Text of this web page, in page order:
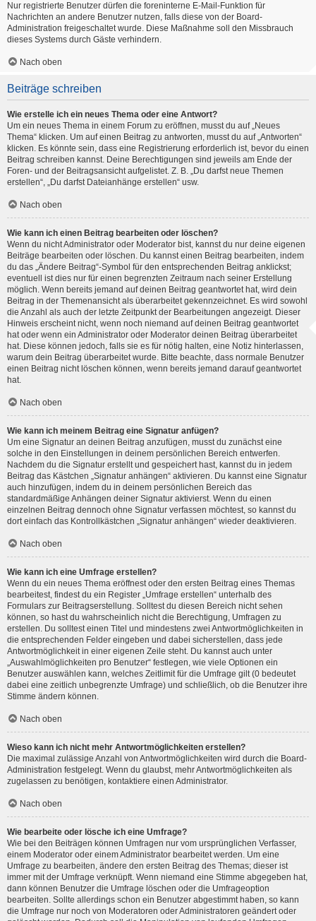
Nur registrierte Benutzer dürfen die foreninterne E-Mail-Funktion für
Nachrichten an andere Benutzer nutzen, falls diese von der Board-
Administration freigeschaltet wurde. Diese Maßnahme soll den Missbrauch
dieses Systems durch Gäste verhindern.
Nach oben
Beiträge schreiben
Wie erstelle ich ein neues Thema oder eine Antwort?
Um ein neues Thema in einem Forum zu eröffnen, musst du auf „Neues
Thema“ klicken. Um auf einen Beitrag zu antworten, musst du auf „Antworten“
klicken. Es könnte sein, dass eine Registrierung erforderlich ist, bevor du einen
Beitrag schreiben kannst. Deine Berechtigungen sind jeweils am Ende der
Foren- und der Beitragsansicht aufgelistet. Z. B. „Du darfst neue Themen
erstellen“, „Du darfst Dateianhänge erstellen“ usw.
Nach oben
Wie kann ich einen Beitrag bearbeiten oder löschen?
Wenn du nicht Administrator oder Moderator bist, kannst du nur deine eigenen
Beiträge bearbeiten oder löschen. Du kannst einen Beitrag bearbeiten, indem
du das „Ändere Beitrag“-Symbol für den entsprechenden Beitrag anklickst;
eventuell ist dies nur für einen begrenzten Zeitraum nach seiner Erstellung
möglich. Wenn bereits jemand auf deinen Beitrag geantwortet hat, wird dein
Beitrag in der Themenansicht als überarbeitet gekennzeichnet. Es wird sowohl
die Anzahl als auch der letzte Zeitpunkt der Bearbeitungen angezeigt. Dieser
Hinweis erscheint nicht, wenn noch niemand auf deinen Beitrag geantwortet
hat oder wenn ein Administrator oder Moderator deinen Beitrag überarbeitet
hat. Diese können jedoch, falls sie es für nötig halten, eine Notiz hinterlassen,
warum dein Beitrag überarbeitet wurde. Bitte beachte, dass normale Benutzer
einen Beitrag nicht löschen können, wenn bereits jemand darauf geantwortet
hat.
Nach oben
Wie kann ich meinem Beitrag eine Signatur anfügen?
Um eine Signatur an deinen Beitrag anzufügen, musst du zunächst eine
solche in den Einstellungen in deinem persönlichen Bereich entwerfen.
Nachdem du die Signatur erstellt und gespeichert hast, kannst du in jedem
Beitrag das Kästchen „Signatur anhängen“ aktivieren. Du kannst eine Signatur
auch hinzufügen, indem du in deinem persönlichen Bereich das
standardmäßige Anhängen deiner Signatur aktivierst. Wenn du einen
einzelnen Beitrag dennoch ohne Signatur verfassen möchtest, so kannst du
dort einfach das Kontrollkästchen „Signatur anhängen“ wieder deaktivieren.
Nach oben
Wie kann ich eine Umfrage erstellen?
Wenn du ein neues Thema eröffnest oder den ersten Beitrag eines Themas
bearbeitest, findest du ein Register „Umfrage erstellen“ unterhalb des
Formulars zur Beitragserstellung. Solltest du diesen Bereich nicht sehen
können, so hast du wahrscheinlich nicht die Berechtigung, Umfragen zu
erstellen. Du solltest einen Titel und mindestens zwei Antwortmöglichkeiten in
die entsprechenden Felder eingeben und dabei sicherstellen, dass jede
Antwortmöglichkeit in einer eigenen Zeile steht. Du kannst auch unter
„Auswahlmöglichkeiten pro Benutzer“ festlegen, wie viele Optionen ein
Benutzer auswählen kann, welches Zeitlimit für die Umfrage gilt (0 bedeutet
dabei eine zeitlich unbegrenzte Umfrage) und schließlich, ob die Benutzer ihre
Stimme ändern können.
Nach oben
Wieso kann ich nicht mehr Antwortmöglichkeiten erstellen?
Die maximal zulässige Anzahl von Antwortmöglichkeiten wird durch die Board-
Administration festgelegt. Wenn du glaubst, mehr Antwortmöglichkeiten als
zugelassen zu benötigen, kontaktiere einen Administrator.
Nach oben
Wie bearbeite oder lösche ich eine Umfrage?
Wie bei den Beiträgen können Umfragen nur vom ursprünglichen Verfasser,
einem Moderator oder einem Administrator bearbeitet werden. Um eine
Umfrage zu bearbeiten, ändere den ersten Beitrag des Themas; dieser ist
immer mit der Umfrage verknüpft. Wenn niemand eine Stimme abgegeben hat,
dann können Benutzer die Umfrage löschen oder die Umfrageoption
bearbeiten. Sollte allerdings schon ein Benutzer abgestimmt haben, so kann
die Umfrage nur noch von Moderatoren oder Administratoren geändert oder